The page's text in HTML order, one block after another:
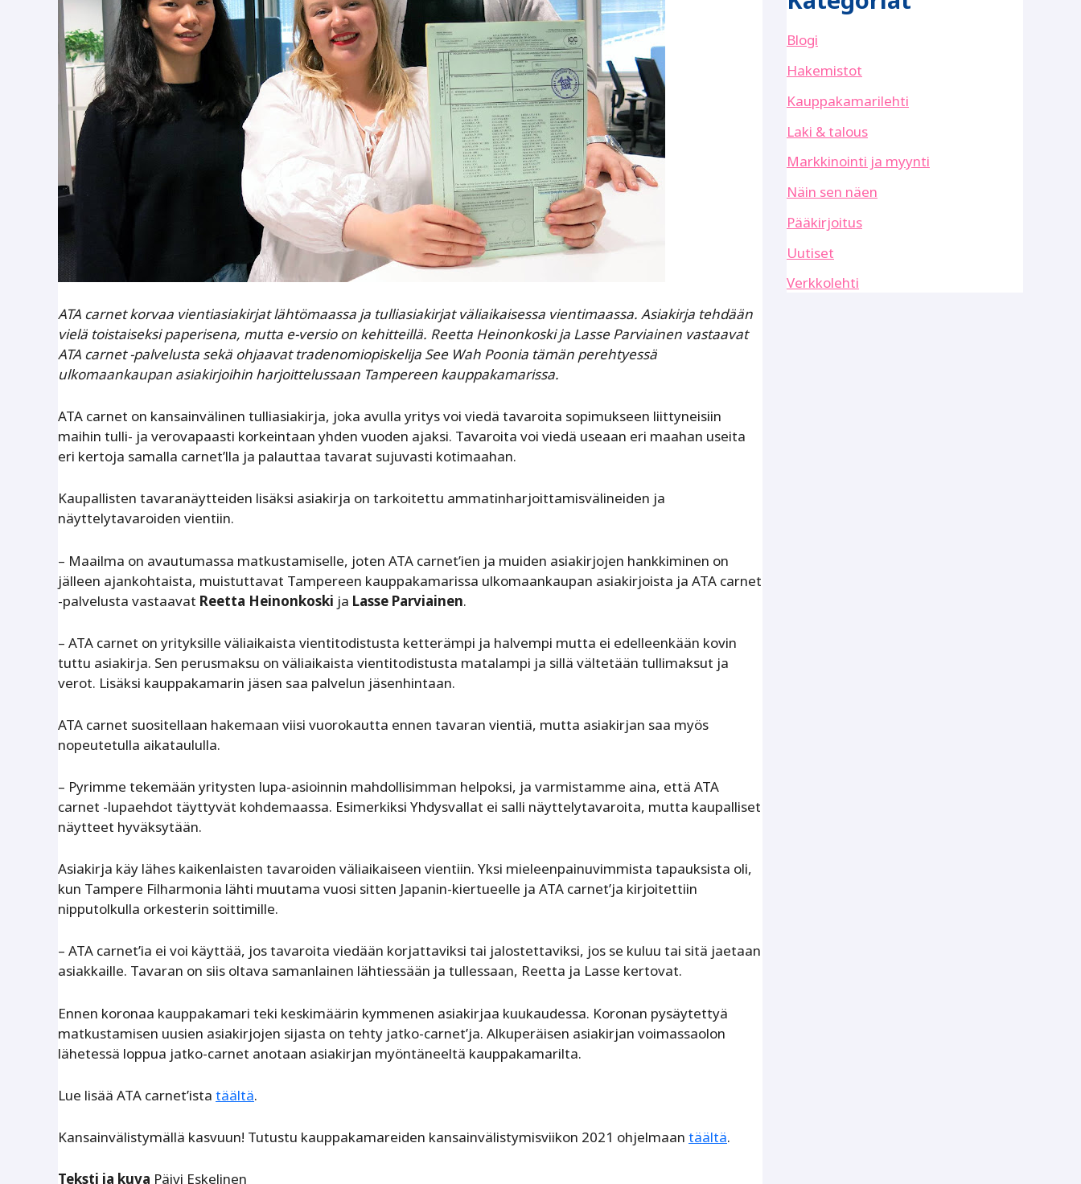
ATA carnet korvaa vientiasiakirjat lähtömaassa ja tulliasiakirjat väliaikaisessa vientimaassa. Asiakirja tehdään
vielä toistaiseksi paperisena, mutta e-versio on kehitteillä. Reetta Heinonkoski ja Lasse Parviainen vastaavat
ATA carnet -palvelusta sekä ohjaavat tradenomiopiskelija See Wah Poonia tämän perehtyessä
ulkomaankaupan asiakirjoihin harjoittelussaan Tampereen kauppakamarissa.
ATA carnet on kansainvälinen tulliasiakirja, joka avulla yritys voi viedä tavaroita sopimukseen liittyneisiin
maihin tulli- ja verovapaasti korkeintaan yhden vuoden ajaksi. Tavaroita voi viedä useaan eri maahan useita
eri kertoja samalla carnet’lla ja palauttaa tavarat sujuvasti kotimaahan.
Kaupallisten tavaranäytteiden lisäksi asiakirja on tarkoitettu ammatinharjoittamisvälineiden ja
näyttelytavaroiden vientiin.
– Maailma on avautumassa matkustamiselle, joten ATA carnet’ien ja muiden asiakirjojen hankkiminen on
jälleen ajankohtaista, muistuttavat Tampereen kauppakamarissa ulkomaankaupan asiakirjoista ja ATA carnet
-palvelusta vastaavat Reetta Heinonkoski ja Lasse Parviainen.
– ATA carnet on yrityksille väliaikaista vientitodistusta ketterämpi ja halvempi mutta ei edelleenkään kovin
tuttu asiakirja. Sen perusmaksu on väliaikaista vientitodistusta matalampi ja sillä vältetään tullimaksut ja
verot. Lisäksi kauppakamarin jäsen saa palvelun jäsenhintaan.
ATA carnet suositellaan hakemaan viisi vuorokautta ennen tavaran vientiä, mutta asiakirjan saa myös
nopeutetulla aikataululla.
– Pyrimme tekemään yritysten lupa-asioinnin mahdollisimman helpoksi, ja varmistamme aina, että ATA
carnet -lupaehdot täyttyvät kohdemaassa. Esimerkiksi Yhdysvallat ei salli näyttelytavaroita, mutta kaupalliset
näytteet hyväksytään.
Asiakirja käy lähes kaikenlaisten tavaroiden väliaikaiseen vientiin. Yksi mieleenpainuvimmista tapauksista oli,
kun Tampere Filharmonia lähti muutama vuosi sitten Japanin-kiertueelle ja ATA carnet’ja kirjoitettiin
nipputolkulla orkesterin soittimille.
– ATA carnet’ia ei voi käyttää, jos tavaroita viedään korjattaviksi tai jalostettaviksi, jos se kuluu tai sitä jaetaan
asiakkaille. Tavaran on siis oltava samanlainen lähtiessään ja tullessaan, Reetta ja Lasse kertovat.
Ennen koronaa kauppakamari teki keskimäärin kymmenen asiakirjaa kuukaudessa. Koronan pysäytettyä
matkustamisen uusien asiakirjojen sijasta on tehty jatko-carnet’ja. Alkuperäisen asiakirjan voimassaolon
lähetessä loppua jatko-carnet anotaan asiakirjan myöntäneeltä kauppakamarilta.
Lue lisää ATA carnet’ista täältä.
Kansainvälistymällä kasvuun! Tutustu kauppakamareiden kansainvälistymisviikon 2021 ohjelmaan täältä.
Teksti ja kuva Päivi Eskelinen
Blogi
Hakemistot
Kauppakamarilehti
Laki & talous
Markkinointi ja myynti
Näin sen näen
Pääkirjoitus
Uutiset
Verkkolehti